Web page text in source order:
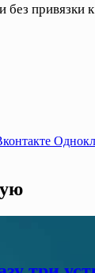
без привязки